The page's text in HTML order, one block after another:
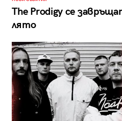
The Prodigy се
лято